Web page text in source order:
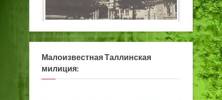
Малоизвестная Таллинская
милиция: